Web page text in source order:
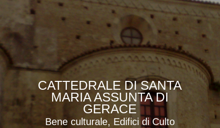
CATTEDRALE DI SANTA
MARIA ASSUNTA DI
GERACE
Bene culturale, Edifici di Culto